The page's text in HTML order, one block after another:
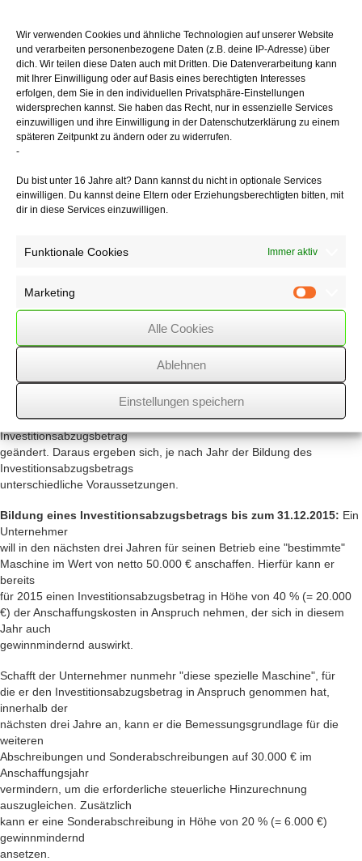
Wir verwenden Cookies und ähnliche Technologien auf unserer Website
und verarbeiten personenbezogene Daten (z.B. deine IP-Adresse) über
dich. Wir teilen diese Daten auch mit Dritten. Die Datenverarbeitung kann
mit Ihrer Einwilligung oder auf Basis eines berechtigten Interesses
erfolgen, dem Sie in den individuellen Privatsphäre-Einstellungen
widersprechen kannst. Sie haben das Recht, nur in essenzielle Services
einzuwilligen und ihre Einwilligung in der Datenschutzerklärung zu einem
späteren Zeitpunkt zu ändern oder zu widerrufen.
-
Du bist unter 16 Jahre alt? Dann kannst du nicht in optionale Services
einwilligen. Du kannst deine Eltern oder Erziehungsberechtigten bitten, mit
dir in diese Services einzuwilligen.
Funktionale Cookies Immer aktiv
Marketing
Alle Cookies
Ablehnen
Einstellungen speichern
Die für die Inanspruchnahme der Vergünstigung relevanten
Betriebsvermögensgrenzen
betragen bei Bilanzierenden 235.000 € bzw. der Wirtschaftswert bei
Betrieben
der Land- und Forstwirtschaft 125.000 €; die Gewinngrenze bei
Einnahme-Überschuss-Rechnern
beträgt 100.000 €.
Steuerpflichtige können
für neue oder gebrauchte bewegliche Wirtschaftsgüter des
Anlagevermögens,
z. B. der betrieblichen Nutzung zu mindestens 90 % und Einhaltung
Betriebsgrößenmerkmale bzw. Gewinngrenzen (wie bei der
Sonderabschreibung)
-, bis zu 40?% der voraussichtlichen Anschaffungs- oder
Herstellungskosten steuerlich
den drei Vorjahren 200.000 € je Betrieb nicht übersteigen.
Durch das Steueränderungsgesetz 2015 wurden die Regelungen zum
Investitionsabzugsbetrag
geändert. Daraus ergeben sich, je nach Jahr der Bildung des
Investitionsabzugsbetrags
unterschiedliche Voraussetzungen.
Bildung eines Investitionsabzugsbetrags bis zum 31.12.2015: Ein
Unternehmer
will in den nächsten drei Jahren für seinen Betrieb eine "bestimmte"
Maschine im Wert von netto 50.000 € anschaffen. Hierfür kann er
bereits
für 2015 einen Investitionsabzugsbetrag in Höhe von 40 % (= 20.000
€) der Anschaffungskosten in Anspruch nehmen, der sich in diesem
Jahr auch
gewinnmindernd auswirkt.
Schafft der Unternehmer nunmehr "diese spezielle Maschine", für
die er den Investitionsabzugsbetrag in Anspruch genommen hat,
innerhalb der
nächsten drei Jahre an, kann er die Bemessungsgrundlage für die
weiteren
Abschreibungen und Sonderabschreibungen auf 30.000 € im
Anschaffungsjahr
vermindern, um die erforderliche steuerliche Hinzurechnung
auszugleichen. Zusätzlich
kann er eine Sonderabschreibung in Höhe von 20 % (= 6.000 €)
gewinnmindernd
ansetzen.